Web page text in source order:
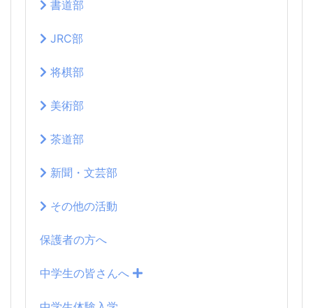
書道部
JRC部
将棋部
美術部
茶道部
新聞・文芸部
その他の活動
保護者の方へ
中学生の皆さんへ